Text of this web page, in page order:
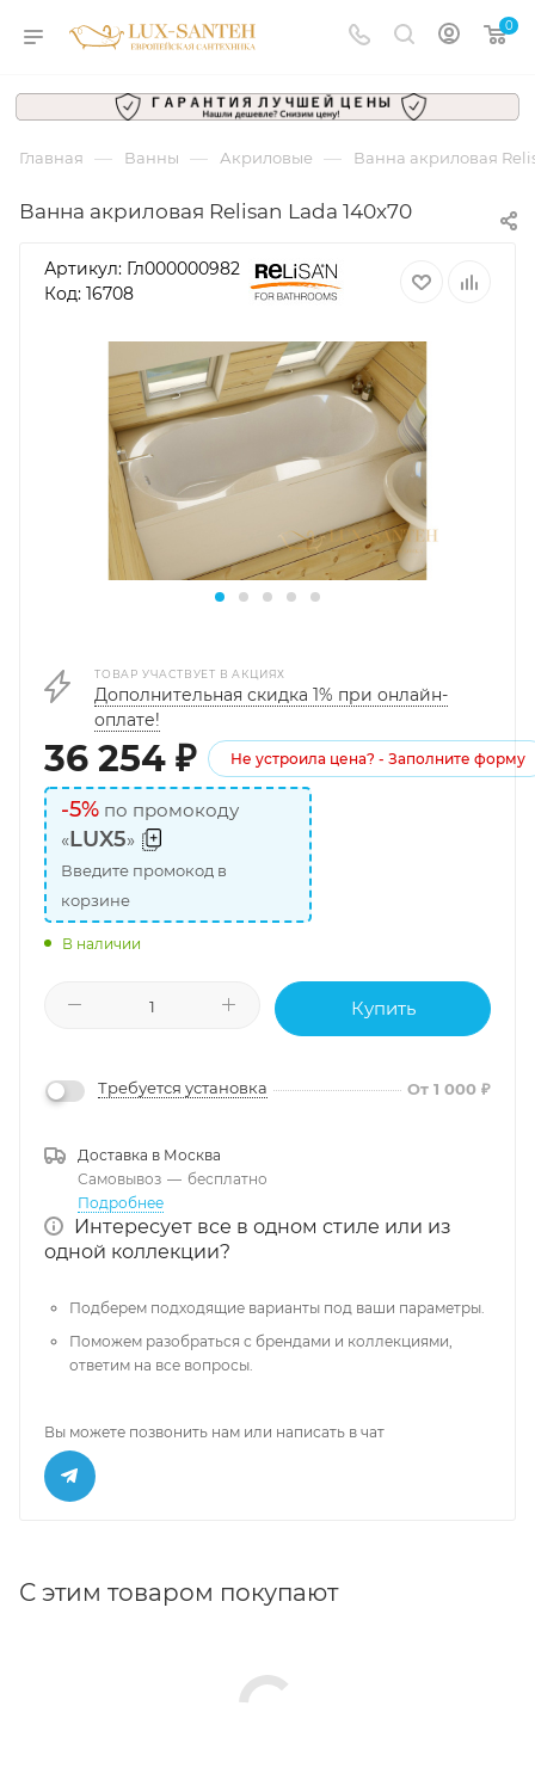
0
Главная — Ванны — Акриловые — Ванна акриловая
Ванна акриловая Relisan Lada 140x70
Артикул: Гл000000982
Код: 16708
ТОВАР УЧАСТВУЕТ В АКЦИЯХ
Дополнительная скидка 1% при онлайн-
оплате!
36 254 ₽ Не устроила цена? - Заполните форму
-5% по промокоду
«LUX5»
Введите промокод в
корзине
В наличии
Купить
Требуется установка От 1 000 ₽
Доставка в Москва
Самовывоз — бесплатно
Подробнее
Интересует все в одном стиле или из
одной коллекции?
Подберем подходящие варианты под ваши параметры.
Поможем разобраться с брендами и коллекциями,
ответим на все вопросы.
Вы можете позвонить нам или написать в чат
С этим товаром покупают